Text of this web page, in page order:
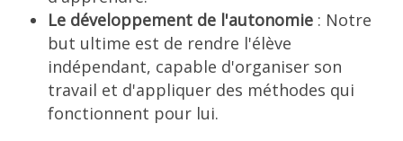
Le développement de l'autonomie : Notre
but ultime est de rendre l'élève
indépendant, capable d'organiser son
travail et d'appliquer des méthodes qui
fonctionnent pour lui.